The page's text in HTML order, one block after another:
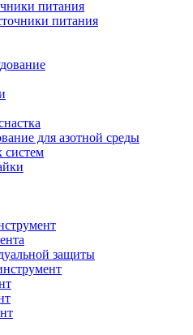
питания
питания
для азотной среды
систем
защиты